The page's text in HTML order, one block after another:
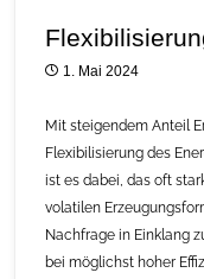
1. Mai 2024
Mit steigendem Anteil
Flexibilisierung des
ist es dabei, das oft
volatilen
Nachfrage in Einklang
bei möglichst hoher